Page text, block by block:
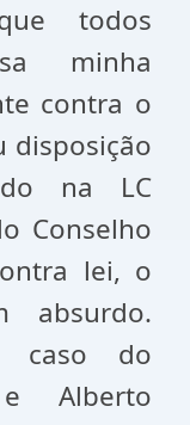
todos
minha
contra o
disposição
na LC
Conselho
lei, o
absurdo.
caso do
Alberto